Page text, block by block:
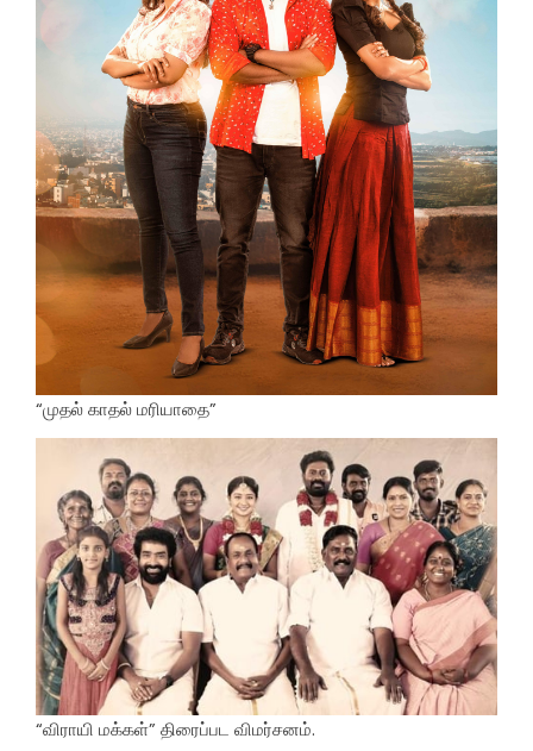
“முதல் காதல் மரியாதை”
“விராயி மக்கள்” திரைப்பட விமர்சனம்.